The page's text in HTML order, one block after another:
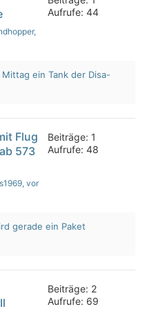
,
Aufrufe: 44
ein Tank der Disa-
Flug
573
, vor
Beiträge: 1
Aufrufe: 48
gerade ein Paket
Beiträge: 2
Aufrufe: 69